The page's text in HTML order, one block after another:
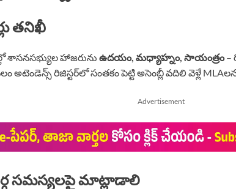
తనిఖీ
శాసనసభ్యుల హాజరును ఉదయం, మధ్యాహ్నం, సాయంత్రం–
అటెండెన్స్ రిజిస్టర్‌లో సంతకం పెట్టి అసెంబ్లీ వదిలి వెళ్లే
Advertisement
సమస్యలపై మాట్లాడాలి